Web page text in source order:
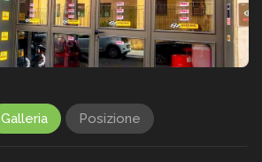
Galleria Posizione